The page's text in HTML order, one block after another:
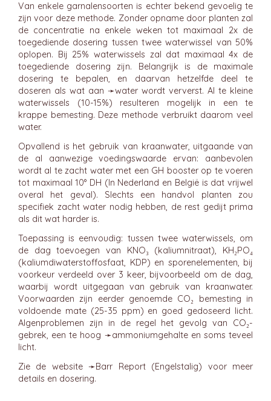
Van enkele garnalensoorten is echter bekend gevoelig te
zijn voor deze methode. Zonder opname door planten zal
de concentratie na enkele weken tot maximaal 2x de
toegediende dosering tussen twee waterwissel van 50%
oplopen. Bij 25% waterwissels zal dat maximaal 4x de
toegediende dosering zijn. Belangrijk is de maximale
dosering te bepalen, en daarvan hetzelfde deel te
doseren als wat aan ➛waterwordt ververst. Al te kleine
waterwissels (10-15%) resulteren mogelijk in een te
krappe bemesting. Deze methode verbruikt daarom veel
water.
Opvallend is het gebruik van kraanwater, uitgaande van
de al aanwezige voedingswaarde ervan: aanbevolen
wordt al te zacht water met een GH booster op te voeren
tot maximaal 10° DH (In Nederland en België is dat vrijwel
overal het geval). Slechts een handvol planten zou
specifiek zacht water nodig hebben, de rest gedijt prima
als dit wat harder is.
Toepassing is eenvoudig: tussen twee waterwissels, om
de dag toevoegen van KNO₃ (kaliumnitraat), KH₂PO₄
(kaliumdiwaterstoffosfaat, KDP) en sporenelementen, bij
voorkeur verdeeld over 3 keer, bijvoorbeeld om de dag,
waarbij wordt uitgegaan van gebruik van kraanwater.
Voorwaarden zijn eerder genoemde CO₂ bemesting in
voldoende mate (25-35 ppm) en goed gedoseerd licht.
Algenproblemen zijn in de regel het gevolg van CO₂-
gebrek, een te hoog ➛ammoniumgehalteen soms teveel
licht.
Zie de website ➛Barr Report(Engelstalig) voor meer
details en dosering.